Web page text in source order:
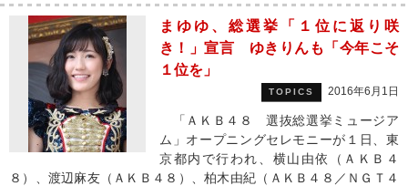
まゆゆ、総選挙「１位に返り咲
き！」宣言 ゆきりんも「今年こそ
１位を」
TOPICS 2016年6月1日
「ＡＫＢ４８ 選抜総選挙ミュージア
ム」オープニングセレモニーが１日、東
京都内で行われ、横山由依（ＡＫＢ４
８）、渡辺麻友（ＡＫＢ４８）、柏木由紀（ＡＫＢ４８／ＮＧＴ４